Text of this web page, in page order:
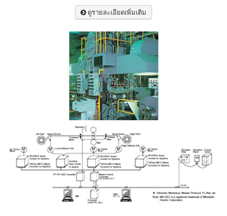
ดูรายละเอียดเพิ่มเติม